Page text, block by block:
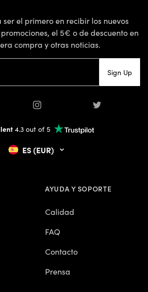
el primero en recibir los nuevos
el 5€ o de descuento en
compra y otras noticias.
Sign Up
Instagram Twitter
4.3 out of 5
ES (EUR)
AYUDA Y SOPORTE
Calidad
FAQ
Contacto
Prensa